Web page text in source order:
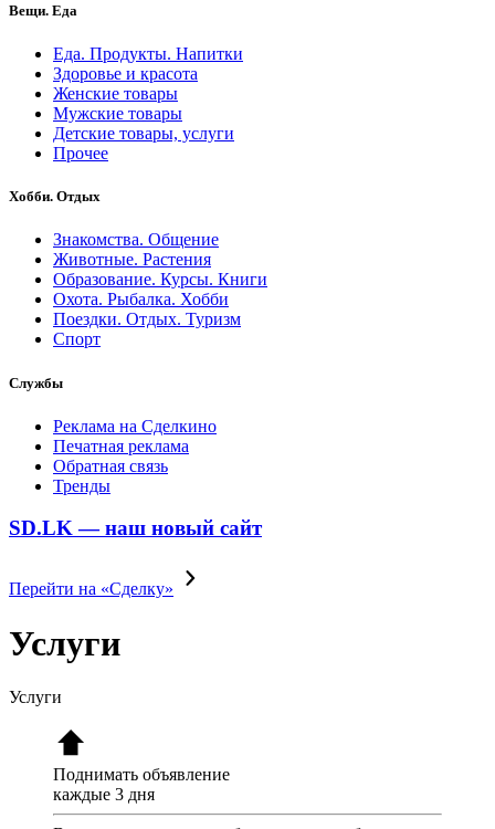
Вещи. Еда
Еда. Продукты. Напитки
Здоровье и красота
Женские товары
Мужские товары
Детские товары, услуги
Прочее
Хобби. Отдых
Знакомства. Общение
Животные. Растения
Образование. Курсы. Книги
Охота. Рыбалка. Хобби
Поездки. Отдых. Туризм
Спорт
Службы
Реклама на Сделкино
Печатная реклама
Обратная связь
Тренды
SD.LK — наш новый сайт
Перейти на «Сделку»
Услуги
Услуги
Поднимать объявление
каждые 3 дня